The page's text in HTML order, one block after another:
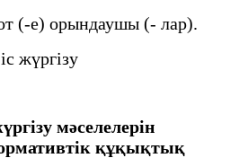
(-е) орындаушы (- лар).
жүргізу
мәселелерін
құқықтық